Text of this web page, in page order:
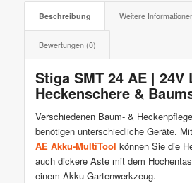
Beschreibung Weitere
Bewertungen (0)
Stiga SMT 24 AE |
Heckenschere &
Verschiedenen Baum- &
benötigen unterschiedliche Geräte.
AE Akku-MultiTool können Sie die
auch dickere Aste mit dem
einem Akku-Gartenwerkzeug.